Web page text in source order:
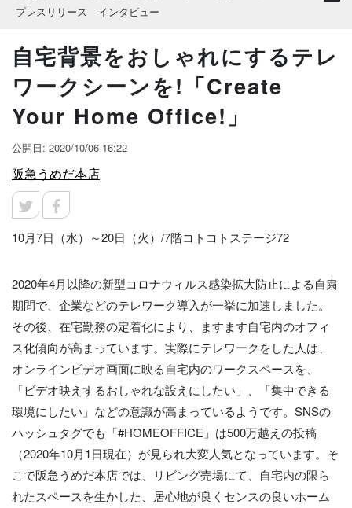
プレスリリース
インタビュー
自宅背景をおしゃれにするテレ
ワークシーンを!「Create
Your Home Office!」
公開日: 2020/10/06 16:22
阪急うめだ本店
10月7日（水）～20日（火）/7階コトコトステージ72
2020年4月以降の新型コロナウィルス感染拡大防止による自粛
期間で、企業などのテレワーク導入が一挙に加速しました。
その後、在宅勤務の定着化により、ますます自宅内のオフィ
ス化傾向が高まっています。実際にテレワークをした人は、
オンラインビデオ画面に映る自宅内のワークスペースを、
「ビデオ映えするおしゃれな設えにしたい」、「集中できる
環境にしたい」などの意識が高まっているようです。SNSの
ハッシュタグでも「#HOMEOFFICE」は500万越えの投稿
（2020年10月1日現在）が見られ大変人気となっています。そ
こで阪急うめだ本店では、リビング売場にて、自宅内の限ら
れたスペースを生かした、居心地が良くセンスの良いホーム